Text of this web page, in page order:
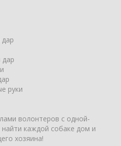
дар
руки
волонтеров с одной-
каждой собаке дом и
хозяина!